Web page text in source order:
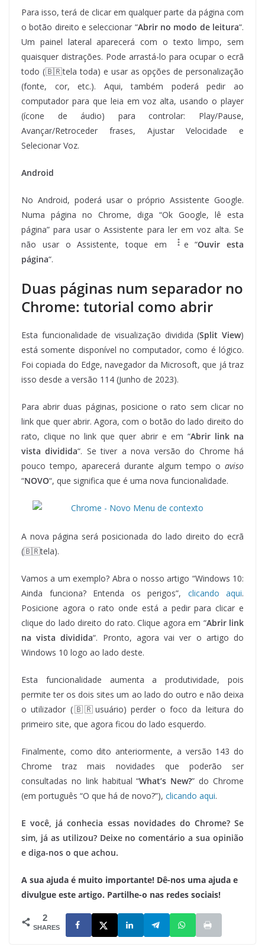
Para isso, terá de clicar em qualquer parte da página com
o botão direito e seleccionar “Abrir no modo de leitura“.
Um painel lateral aparecerá com o texto limpo, sem
quaisquer distrações. Pode arrastá-lo para ocupar o ecrã
todo (🇧🇷tela toda) e usar as opções de personalização
(fonte, cor, etc.). Aqui, também poderá pedir ao
computador para que leia em voz alta, usando o player
(ícone de áudio) para controlar: Play/Pause,
Avançar/Retroceder frases, Ajustar Velocidade e
Selecionar Voz.
Android
No Android, poderá usar o próprio Assistente Google.
Numa página no Chrome, diga “Ok Google, lê esta
página” para usar o Assistente para ler em voz alta. Se
não usar o Assistente, toque em
e “Ouvir esta
página“.
Duas páginas num separador no
Chrome: tutorial como abrir
Esta funcionalidade de visualização dividida (Split View)
está somente disponível no computador, como é lógico.
Foi copiada do Edge, navegador da Microsoft, que já traz
isso desde a versão 114 (Junho de 2023).
Para abrir duas páginas, posicione o rato sem clicar no
link que quer abrir. Agora, com o botão do lado direito do
rato, clique no link que quer abrir e em “Abrir link na
vista dividida“. Se tiver a nova versão do Chrome há
pouco tempo, aparecerá durante algum tempo o aviso
“NOVO“, que significa que é uma nova funcionalidade.
A nova página será posicionada do lado direito do ecrã
(🇧🇷tela).
Vamos a um exemplo? Abra o nosso artigo “Windows 10:
Ainda funciona? Entenda os perigos”, clicando aqui.
Posicione agora o rato onde está a pedir para clicar e
clique do lado direito do rato. Clique agora em “Abrir link
na vista dividida“. Pronto, agora vai ver o artigo do
Windows 10 logo ao lado deste.
Esta funcionalidade aumenta a produtividade, pois
permite ter os dois sites um ao lado do outro e não deixa
o utilizador (🇧🇷usuário) perder o foco da leitura do
primeiro site, que agora ficou do lado esquerdo.
Finalmente, como dito anteriormente, a versão 143 do
Chrome traz mais novidades que poderão ser
consultadas no link habitual “What’s New?” do Chrome
(em português “O que há de novo?”), clicando aqui.
E você, já conhecia essas novidades do Chrome? Se
sim, já as utilizou? Deixe no comentário a sua opinião
e diga-nos o que achou.
A sua ajuda é muito importante! Dê-nos uma ajuda e
divulgue este artigo. Partilhe-o nas redes sociais!
2
SHARES